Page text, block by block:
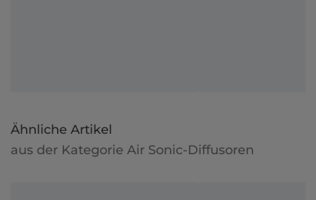
Ähnliche Artikel
aus der Kategorie Air Sonic-Diffusoren